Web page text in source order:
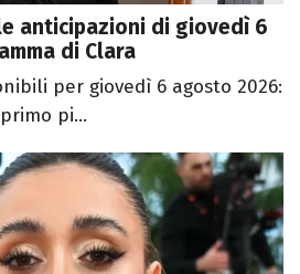
anticipazioni di giovedì 6
di Clara
per giovedì 6 agosto 2026:
pi...